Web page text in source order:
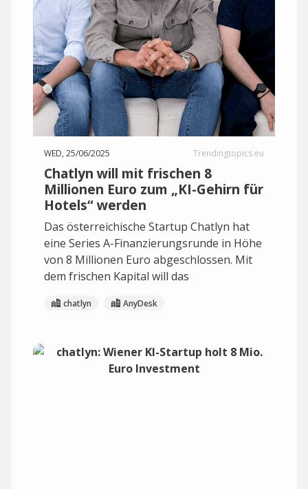
WED, 25/06/2025 Trendingtopics.eu
Chatlyn will mit frischen 8
Millionen Euro zum „KI-Gehirn für
Hotels“ werden
Das österreichische Startup Chatlyn hat
eine Series A-Finanzierungsrunde in Höhe
von 8 Millionen Euro abgeschlossen. Mit
dem frischen Kapital will das
chatlyn AnyDesk